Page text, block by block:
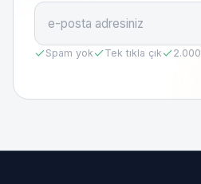
Spam yok Tek tıkla çık 2.000